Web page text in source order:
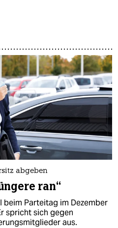
abgeben
ran“
Parteitag im Dezember
spricht sich gegen
aus.